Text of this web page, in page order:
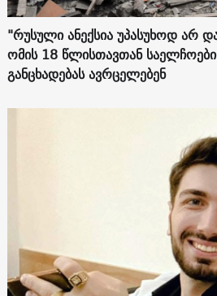
"რუსული ანექსია უპასუხოდ არ
ომის 18 წლისთავთან
განცხადებას ავრცელებენ